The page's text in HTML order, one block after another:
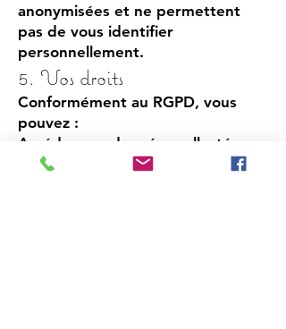
anonymisées et ne permettent
pas de vous identifier
personnellement.
5. Vos droits
Conformément au RGPD, vous
pouvez :
Accéder aux données collectées ;
Demander leur suppression ;